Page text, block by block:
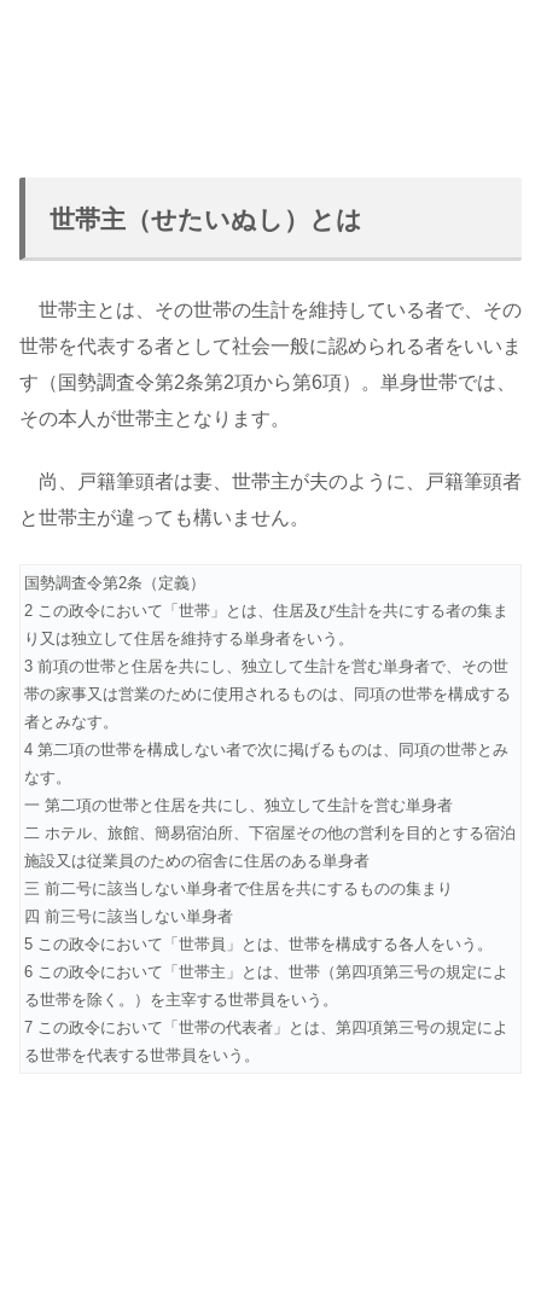
世帯主（せたいぬし）とは
世帯主とは、その世帯の生計を維持している者で、その
世帯を代表する者として社会一般に認められる者をいいま
す（国勢調査令第2条第2項から第6項）。単身世帯では、
その本人が世帯主となります。
尚、戸籍筆頭者は妻、世帯主が夫のように、戸籍筆頭者
と世帯主が違っても構いません。
国勢調査令第2条（定義）
2 この政令において「世帯」とは、住居及び生計を共にする者の集ま
り又は独立して住居を維持する単身者をいう。
3 前項の世帯と住居を共にし、独立して生計を営む単身者で、その世
帯の家事又は営業のために使用されるものは、同項の世帯を構成する
者とみなす。
4 第二項の世帯を構成しない者で次に掲げるものは、同項の世帯とみ
なす。
一 第二項の世帯と住居を共にし、独立して生計を営む単身者
二 ホテル、旅館、簡易宿泊所、下宿屋その他の営利を目的とする宿泊
施設又は従業員のための宿舎に住居のある単身者
三 前二号に該当しない単身者で住居を共にするものの集まり
四 前三号に該当しない単身者
5 この政令において「世帯員」とは、世帯を構成する各人をいう。
6 この政令において「世帯主」とは、世帯（第四項第三号の規定によ
る世帯を除く。）を主宰する世帯員をいう。
7 この政令において「世帯の代表者」とは、第四項第三号の規定によ
る世帯を代表する世帯員をいう。